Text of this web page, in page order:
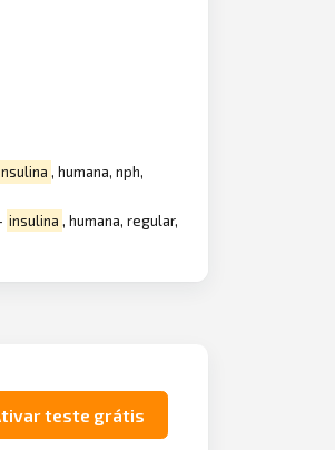
, humana, nph,
insulina , humana, regular,
teste grátis